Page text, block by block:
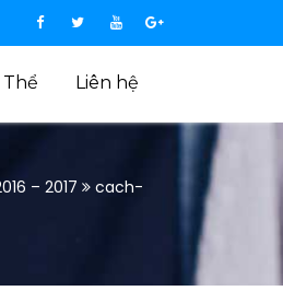
Thể Liên hệ
– 2017
cach-